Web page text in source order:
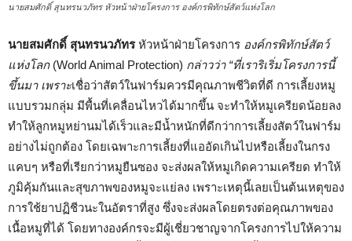
นายสมศักดิ์ สุนทรนวภัทร หัวหน้าฝ่ายโครงการ องค์กรพิทักษ์สัตว์แห่งโลก
นายสมศักดิ์ สุนทรนวภัทรหัวหน้าฝ่ายโครงการ องค์กรพิทักษ์สัตว์
แห่งโลก(World Animal Protection) กล่าวว่า “ที่เราริเริ่มโครงการนี้
ขึ้นมา เพราะเชื่อว่าสัตว์ในฟาร์มควรมีคุณภาพชีวิตที่ดี การเลี้ยงหมู
แบบรวมกลุ่ม มีพื้นที่เคลื่อนไหวได้มากขึ้น จะทำให้หมูเครียดน้อยลง
ทำให้ลูกหมูหย่านมได้เร็วและมีน้ำหนักที่ดีกว่าการเลี้ยงสัตว์ในฟาร์ม
อย่างไม่ถูกต้อง โดยเฉพาะการเลี้ยงที่แออัดเกินไปหรือเลี้ยงในกรง
แคบๆ หรือที่เรียกว่าหมูยืนซอง จะส่งผลให้หมูเกิดความเครียด ทำให้
ภูมิคุ้มกันและสุขภาพของหมูจะแย่ลง เพราะเหตุนี้เลยเป็นต้นเหตุของ
การใช้ยาปฏิชีวนะในอัตราที่สูง ซึ่งจะส่งผลโดยตรงต่อคุณภาพของ
เนื้อหมูที่ได้ โดยทางองค์กรจะมีผู้เชี่ยวชาญจากโครงการไปให้ความ